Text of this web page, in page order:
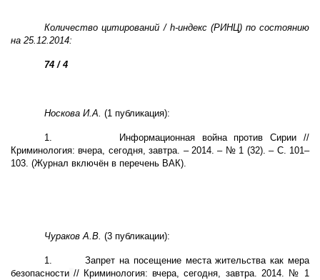
Количество цитирований / h-индекс (РИНЦ) по состоянию
на 25.12.2014:
74 / 4
Носкова И.А.(1 публикация):
1.
Информационная война против Сирии //
Криминология: вчера, сегодня, завтра. – 2014. – № 1 (32). – С. 101–
103. (Журнал включён в перечень ВАК).
Чураков А.В.(3 публикации):
1.
Запрет на посещение места жительства как мера
безопасности // Криминология: вчера, сегодня, завтра. 2014. № 1